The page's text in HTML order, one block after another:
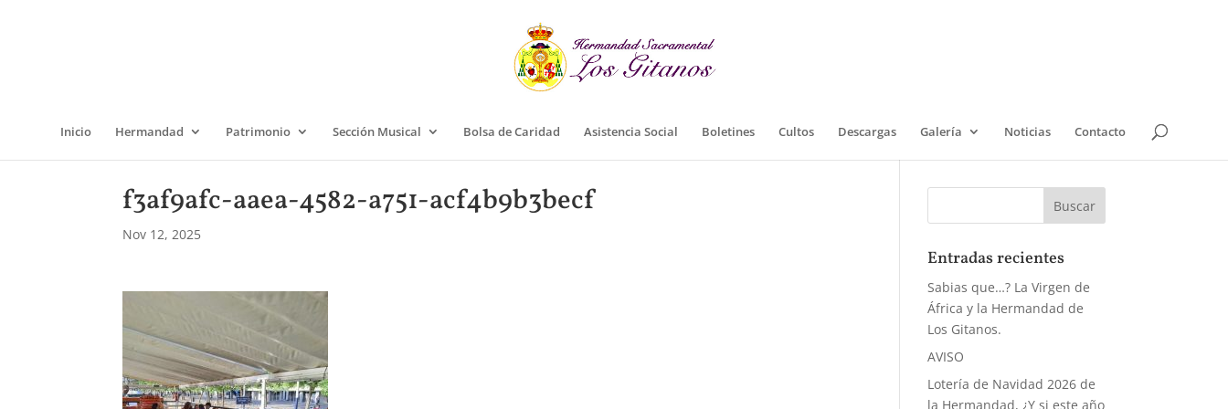
Inicio Hermandad Patrimonio Sección Musical Bolsa de Caridad Asistencia Social Boletines Cultos Descargas Galería Noticias Contacto
f3af9afc-aaea-4582-a751-acf4b9b3becf
Nov 12, 2025
Entradas recientes
Sabias que…? La Virgen de
África y la Hermandad de
Los Gitanos.
AVISO
Lotería de Navidad 2026 de
la Hermandad, ¿Y si este año